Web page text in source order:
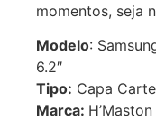
momentos, seja
Modelo:
6.2″
Tipo: Capa
Marca: H’Maston